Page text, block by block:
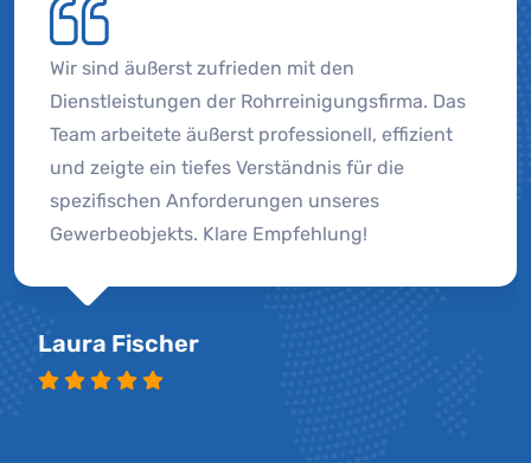
Wir sind äußerst zufrieden mit den
Dienstleistungen der Rohrreinigungsfirma. Das
Team arbeitete äußerst professionell, effizient
und zeigte ein tiefes Verständnis für die
spezifischen Anforderungen unseres
Gewerbeobjekts. Klare Empfehlung!
Laura Fischer